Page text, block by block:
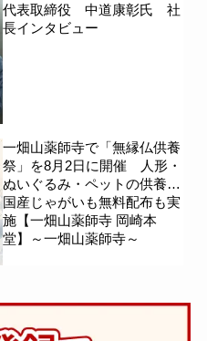
代表取締役 中道康彰氏 社
長インタビュー
一畑山薬師寺で「無縁仏供養
祭」を8月2日に開催 人形・
ぬいぐるみ・ペットの供養、
国産じゃがいも無料配布も実
施【一畑山薬師寺 岡崎本
堂】～一畑山薬師寺～